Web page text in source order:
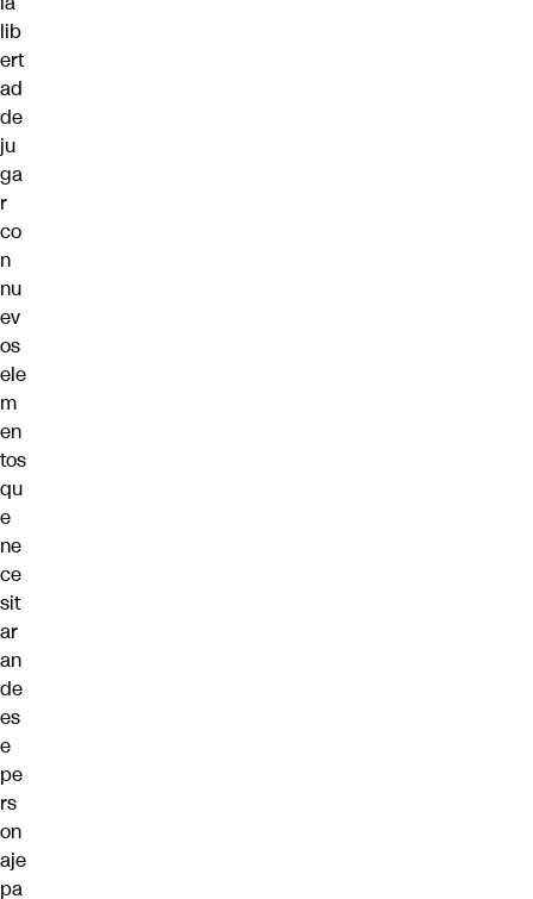
lib
ert
ad
de
ju
ga
r
co
n
nu
ev
os
ele
m
en
tos
qu
e
ne
ce
sit
ar
an
de
es
e
pe
rs
on
aje
pa